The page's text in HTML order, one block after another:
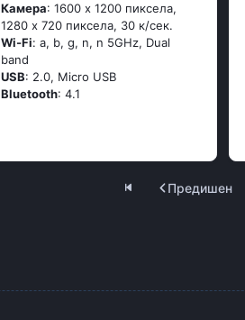
Камера: 1600 x 1200 пиксела,
1280 x 720 пиксела, 30 к/сек.
Wi-Fi: a, b, g, n, n 5GHz, Dual
band
USB: 2.0, Micro USB
Bluetooth: 4.1
Предишен